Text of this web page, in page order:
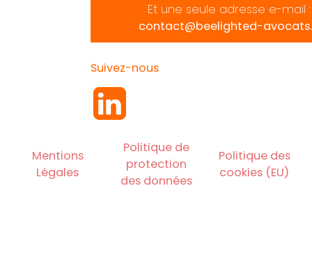
Et une seule adresse e-mail :
contact@beelighted-
Suivez-nous
Mentions
Légales
Politique de
protection
des données
Politique des
cookies (EU)